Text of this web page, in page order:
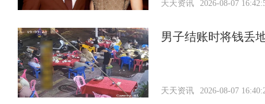
天天资讯 2026-08-07
男子结账时将钱丢
天天资讯 2026-08-07